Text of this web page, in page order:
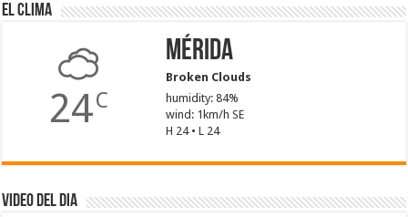
El Clima
24C
Mérida
Broken Clouds
humidity: 84%
wind: 1km/h SE
H 24 • L 24
Video del dia